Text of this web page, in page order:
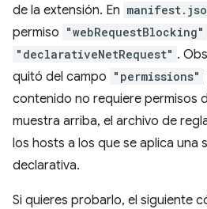
de la extensión. En
permiso "webRequestBlocking"
"declarativeNetRequest" .
quitó del campo "permissions"
contenido no requiere permisos
muestra arriba, el archivo de
los hosts a los que se aplica una
declarativa.
Si quieres probarlo, el siguiente